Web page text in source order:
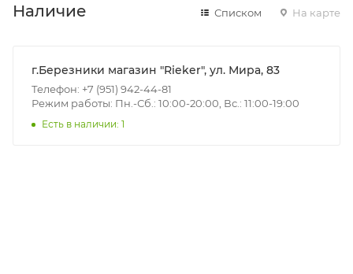
Наличие Списком На карте
г.Березники магазин "Rieker", ул. Мира, 83
Телефон: +7 (951) 942-44-81
Режим работы: Пн.-Сб.: 10:00-20:00, Вс.: 11:00-19:00
Есть в наличии: 1